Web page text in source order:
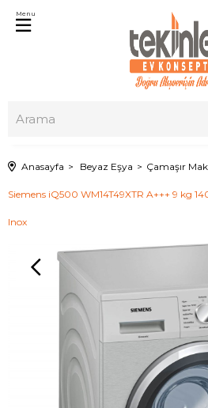
Menu
Anasayfa Beyaz Eşya Çamaşır
Siemens iQ500 WM14T49XTR A+++ 9 kg
Inox